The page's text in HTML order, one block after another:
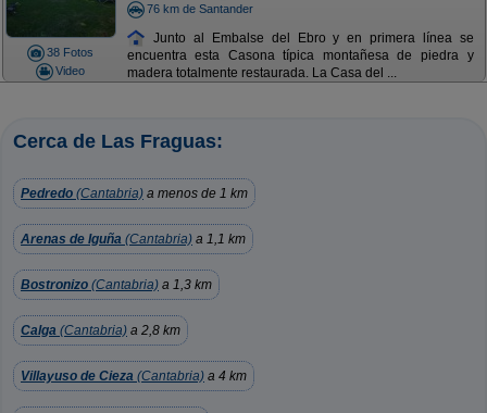
38 Fotos
Video
76 km de Santander
Junto al Embalse del Ebro y en primera línea se
encuentra esta Casona típica montañesa de piedra y
madera totalmente restaurada. La Casa del ...
Cerca de Las Fraguas:
Pedredo (Cantabria) a menos de 1 km
Arenas de Iguña (Cantabria) a 1,1 km
Bostronizo (Cantabria) a 1,3 km
Calga (Cantabria) a 2,8 km
Villayuso de Cieza (Cantabria) a 4 km